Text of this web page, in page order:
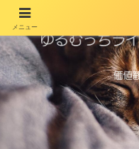
メニュー